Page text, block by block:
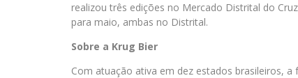
realizou três edições no Mercado Distrital do
para maio, ambas no Distrital.
Sobre a Krug Bier
Com atuação ativa em dez estados brasileiros,